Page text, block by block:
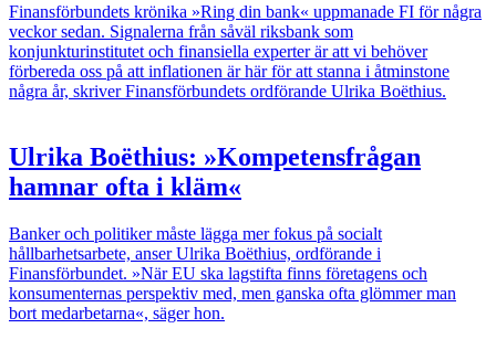
Finansförbundets krönika »Ring din bank« uppmanade FI för några
veckor sedan. Signalerna från såväl riksbank som
konjunkturinstitutet och finansiella experter är att vi behöver
förbereda oss på att inflationen är här för att stanna i åtminstone
några år, skriver Finansförbundets ordförande Ulrika Boëthius.
Ulrika Boëthius: »Kompetensfrågan
hamnar ofta i kläm«
Banker och politiker måste lägga mer fokus på socialt
hållbarhetsarbete, anser Ulrika Boëthius, ordförande i
Finansförbundet. »När EU ska lagstifta finns företagens och
konsumenternas perspektiv med, men ganska ofta glömmer man
bort medarbetarna«, säger hon.